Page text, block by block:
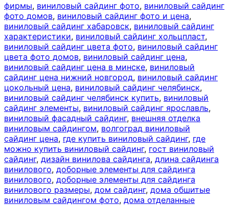
фирмы, виниловый сайдинг фото, виниловый сайдинг
фото домов, виниловый сайдинг фото и цена,
виниловый сайдинг хабаровск, виниловый сайдинг
характеристики, виниловый сайдинг хольцпласт,
виниловый сайдинг цвета фото, виниловый сайдинг
цвета фото домов, виниловый сайдинг цена,
виниловый сайдинг цена в минске, виниловый
сайдинг цена нижний новгород, виниловый сайдинг
цокольный цена, виниловый сайдинг челябинск,
виниловый сайдинг челябинск купить, виниловый
сайдинг элементы, виниловый сайдинг ярославль,
виниловый фасадный сайдинг, внешняя отделка
виниловым сайдингом, волгоград виниловый
сайдинг цена, где купить виниловый сайдинг, где
можно купить виниловый сайдинг, гост виниловый
сайдинг, дизайн винилова сайдинга, длина сайдинга
винилового, доборные элементы для сайдинга
винилового, доборные элементы для сайдинга
винилового размеры, дом сайдинг, дома обшитые
виниловым сайдингом фото, дома отделанные